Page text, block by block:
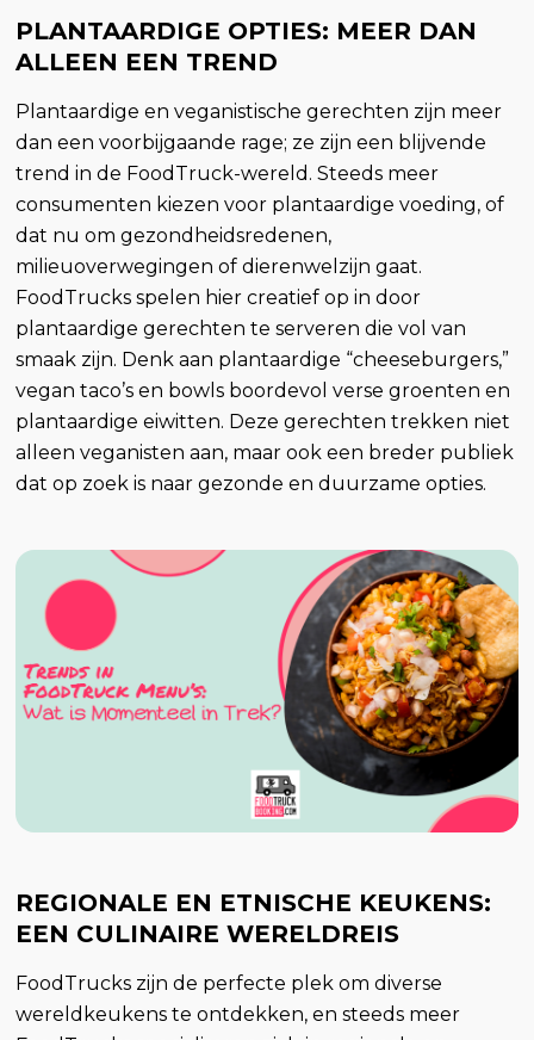
PLANTAARDIGE OPTIES: MEER DAN
ALLEEN EEN TREND
Plantaardige en veganistische gerechten zijn meer
dan een voorbijgaande rage; ze zijn een blijvende
trend in de FoodTruck-wereld. Steeds meer
consumenten kiezen voor plantaardige voeding, of
dat nu om gezondheidsredenen,
milieuoverwegingen of dierenwelzijn gaat.
FoodTrucks spelen hier creatief op in door
plantaardige gerechten te serveren die vol van
smaak zijn. Denk aan plantaardige “cheeseburgers,”
vegan taco’s en bowls boordevol verse groenten en
plantaardige eiwitten. Deze gerechten trekken niet
alleen veganisten aan, maar ook een breder publiek
dat op zoek is naar gezonde en duurzame opties.
REGIONALE EN ETNISCHE KEUKENS:
EEN CULINAIRE WERELDREIS
FoodTrucks zijn de perfecte plek om diverse
wereldkeukens te ontdekken, en steeds meer